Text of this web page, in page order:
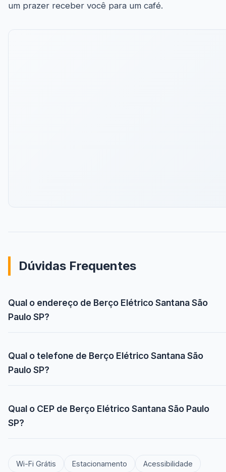
um prazer receber você para um café.
Dúvidas Frequentes
Qual o endereço de Berço Elétrico Santana São
Paulo SP?
Qual o telefone de Berço Elétrico Santana São
Paulo SP?
Qual o CEP de Berço Elétrico Santana São Paulo
SP?
Wi-Fi Grátis Estacionamento Acessibilidade